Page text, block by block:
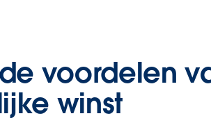
voordelen
winst